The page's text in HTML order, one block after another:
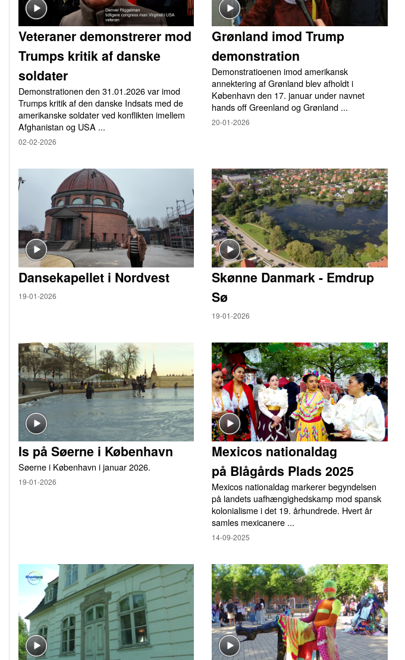
Veteraner demonstrerer mod
Trumps kritik af danske
soldater
Demonstrationen den 31.01.2026 var imod
Trumps kritik af den danske Indsats med de
amerikanske soldater ved konflikten imellem
Afghanistan og USA ...
02-02-2026
Grønland imod Trump
demonstration
Demonstratioenen imod amerikansk
annektering af Grønland blev afholdt i
København den 17. januar under navnet
hands off Greenland og Grønland ...
20-01-2026
Dansekapellet i Nordvest
19-01-2026
Skønne Danmark - Emdrup
Sø
19-01-2026
Is på Søerne i København
Søerne i København i januar 2026.
19-01-2026
Mexicos nationaldag
på Blågårds Plads 2025
Mexicos nationaldag markerer begyndelsen
på landets uafhængighedskamp mod spansk
kolonialisme i det 19. århundrede. Hvert år
samles mexicanere ...
14-09-2025